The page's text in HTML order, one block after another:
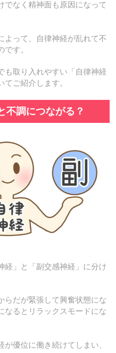
でなく精神面も原因になって
よって、自律神経が乱れて不
す。
も取り入れやすい「自律神経
てご紹介します。
不調につながる？
経」と「副交感神経」に分け
らだが緊張して興奮状態にな
なるとリラックスモードにな
優位に働き続けてしまい、